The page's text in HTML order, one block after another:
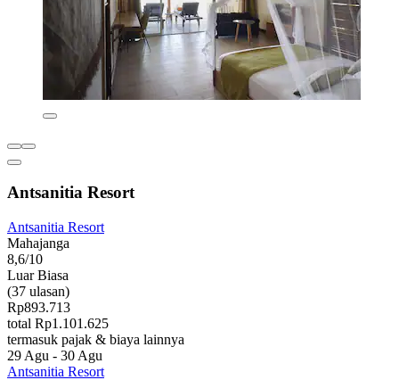
Antsanitia Resort
Antsanitia Resort
Mahajanga
8,6/10
Luar Biasa
(37 ulasan)
Rp893.713
total Rp1.101.625
termasuk pajak & biaya lainnya
29 Agu - 30 Agu
Antsanitia Resort